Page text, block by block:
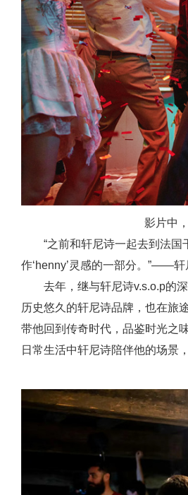
影片中
“之前和轩尼诗一起去到法
作‘henny’灵感的一部分。”——
去年，继与轩尼诗v.s.o.p的
历史悠久的轩尼诗品牌，也在旅
带他回到传奇时代，品鉴时光之
日常生活中轩尼诗陪伴他的场景